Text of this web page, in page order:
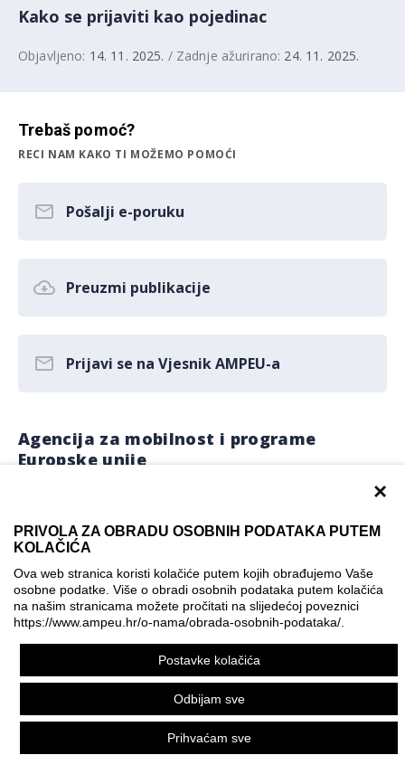
×
PRIVOLA ZA OBRADU OSOBNIH PODATAKA PUTEM
KOLAČIĆA
Ova web stranica koristi kolačiće putem kojih obrađujemo Vaše
osobne podatke. Više o obradi osobnih podataka putem kolačića
na našim stranicama možete pročitati na slijedećoj poveznici
https://www.ampeu.hr/o-nama/obrada-osobnih-podataka/
Postavke kolačića
Odbijam sve
Prihvaćam sve
Kako se prijaviti kao pojedinac
Objavljeno: 14. 11. 2025. / Zadnje ažurirano: 24. 11. 2025.
Trebaš pomoć?
RECI NAM KAKO TI MOŽEMO POMOĆI
Pošalji e-poruku
Preuzmi publikacije
Prijavi se na Vjesnik AMPEU-a
Agencija za mobilnost i programe
Europske unije
Frankopanska 26, zgrada Leksikografskog zavoda
Miroslav Krleža, HR - 10000 Zagreb
Tel: +385 (0) 1 5556 498
Fax: +385 (0) 1 5005 699
e-pošta:
info@ampeu.hr
OIB: 25385906011